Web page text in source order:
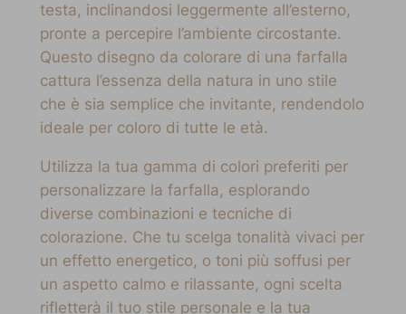
testa, inclinandosi leggermente all’esterno,
pronte a percepire l’ambiente circostante.
Questo disegno da colorare di una farfalla
cattura l’essenza della natura in uno stile
che è sia semplice che invitante, rendendolo
ideale per coloro di tutte le età.
Utilizza la tua gamma di colori preferiti per
personalizzare la farfalla, esplorando
diverse combinazioni e tecniche di
colorazione. Che tu scelga tonalità vivaci per
un effetto energetico, o toni più soffusi per
un aspetto calmo e rilassante, ogni scelta
rifletterà il tuo stile personale e la tua